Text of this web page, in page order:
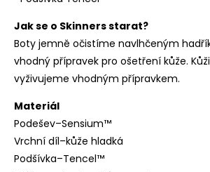
Jak se o Skinners starat?
Boty jemně očistíme navlhčeným
vhodný přípravek pro ošetření kůže.
vyživujeme vhodným přípravkem.
Materiál
Podešev–Sensium™
Vrchní díl–kůže hladká
Podšívka–Tencel™